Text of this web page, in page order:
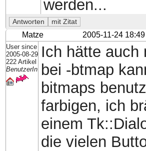
werden...
Matze 2005-11-24 18:49
User since
2005-08-29
222 Artikel
BenutzerIn
Ich hätte auch
bei -btmap
bitmaps
farbigen, ich
einem
die vielen